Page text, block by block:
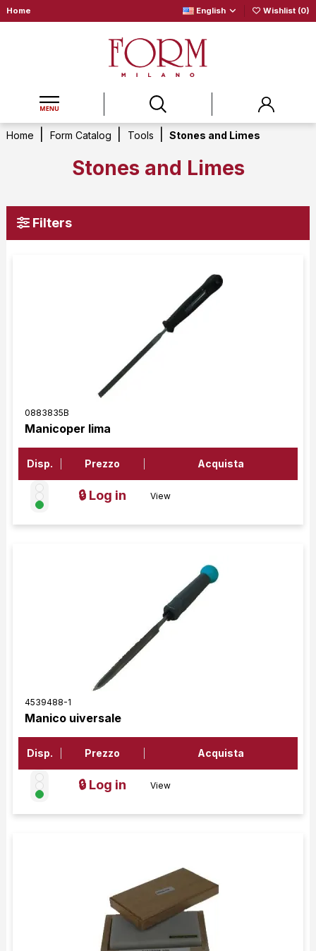
Home English Wishlist (0)
Home Form Catalog Tools Stones and Limes
Stones and Limes
Filters
0883835B
Manicoper lima
Disp. Prezzo Acquista
🔒 Log in View
4539488-1
Manico uiversale
Disp. Prezzo Acquista
🔒 Log in View